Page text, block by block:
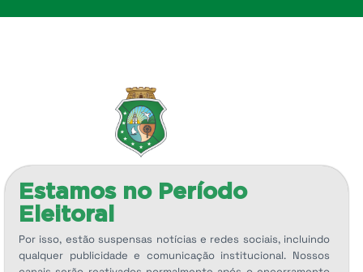
Estamos no Período
Eleitoral
Por isso, estão suspensas notícias e redes sociais, incluindo
qualquer publicidade e comunicação institucional. Nossos